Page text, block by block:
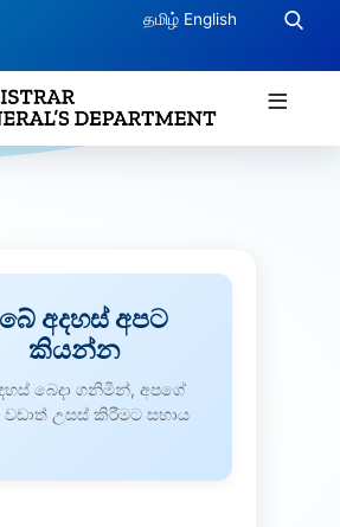
தமிழ் English
≡
අදහස් අපට
කියන්න
බෙදා ගනිමින්, අපගේ
වඩාත් උසස් කිරීමට සහාය